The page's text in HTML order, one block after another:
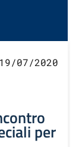
19/07/2020
per